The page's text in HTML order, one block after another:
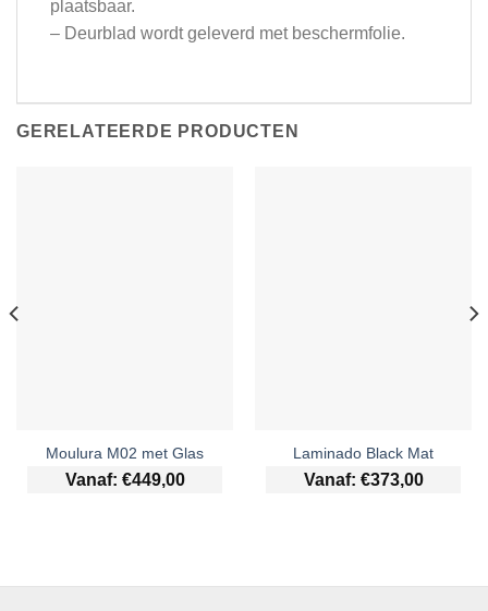
plaatsbaar.
– Deurblad wordt geleverd met beschermfolie.
GERELATEERDE PRODUCTEN
Moulura M02 met Glas
Vanaf: €449,00
Laminado Black Mat
Vanaf: €373,00